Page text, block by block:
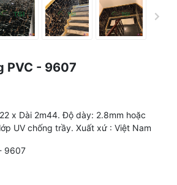
PVC - 9607
x Dài 2m44. Độ dày: 2.8mm hoặc
UV chống trầy. Xuất xứ : Việt Nam
9607